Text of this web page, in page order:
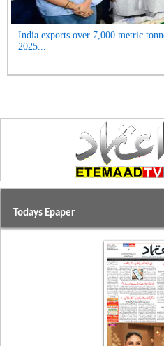
India exports over 7,000 metric
2025...
Todays Epaper